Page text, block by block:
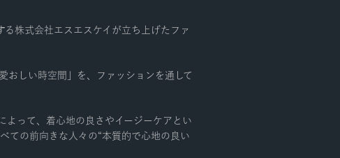
株式会社エスエスケイが立ち上げたファ
おしい時空間」を、ファッションを通して
よって、着心地の良さやイージーケアとい
ての前向きな人々の“本質的で心地の良い